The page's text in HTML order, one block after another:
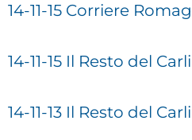
14-11-15 Corriere
14-11-15 Il Resto del
14-11-13 Il Resto del